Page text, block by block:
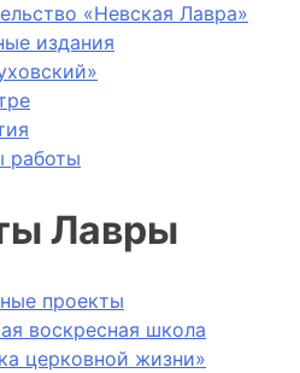
«Невская Лавра»
издания
работы
Лавры
проекты
воскресная школа
церковной жизни»